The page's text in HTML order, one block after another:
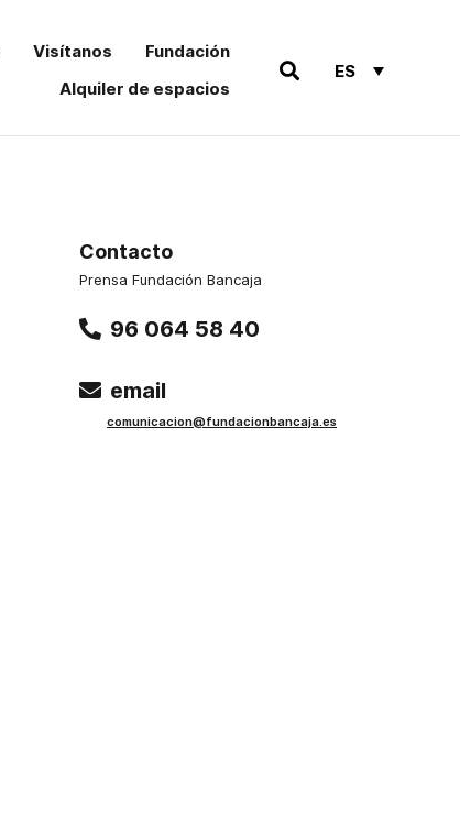
Visítanos
Fundación
Alquiler de espacios
ES
Contacto
Prensa Fundación Bancaja
96 064 58 40
email
comunicacion@fundacionbancaja.es